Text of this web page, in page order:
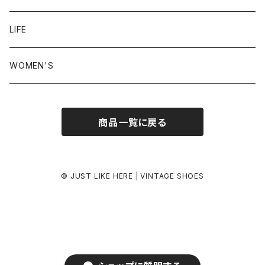
24.5-25.0 cm
25.0-25.5 cm
26.0-26.5 cm
26.5-27.0 cm
LIFE
WOMEN'S
商品一覧に戻る
© JUST LIKE HERE | VINTAGE SHOES